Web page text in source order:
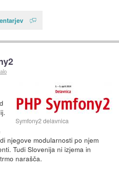
Symfony2 delavnica
njegove modularnosti po njem
Tudi Slovenija ni izjema in
narašča.